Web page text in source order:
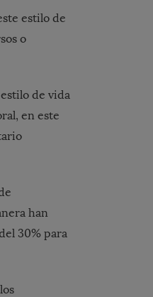
estilo de
o
de vida
en este
han
30% para